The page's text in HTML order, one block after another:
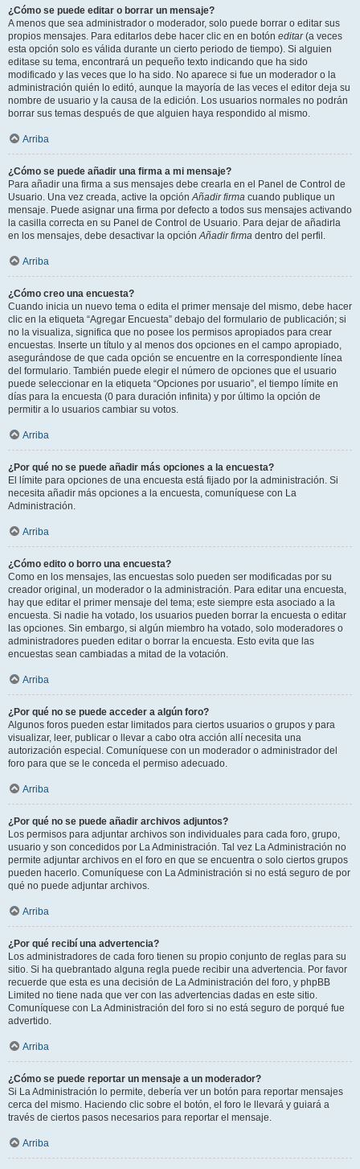
¿Cómo se puede editar o borrar un mensaje?
A menos que sea administrador o moderador, solo puede borrar o editar sus
propios mensajes. Para editarlos debe hacer clic en en botón editar(a veces
esta opción solo es válida durante un cierto periodo de tiempo). Si alguien
editase su tema, encontrará un pequeño texto indicando que ha sido
modificado y las veces que lo ha sido. No aparece si fue un moderador o la
administración quién lo editó, aunque la mayoría de las veces el editor deja su
nombre de usuario y la causa de la edición. Los usuarios normales no podrán
borrar sus temas después de que alguien haya respondido al mismo.
Arriba
¿Cómo se puede añadir una firma a mi mensaje?
Para añadir una firma a sus mensajes debe crearla en el Panel de Control de
Usuario. Una vez creada, active la opciónAñadir firma cuando publique un
mensaje. Puede asignar una firma por defecto a todos sus mensajes activando
la casilla correcta en su Panel de Control de Usuario. Para dejar de añadirla
en los mensajes, debe desactivar la opciónAñadir firma dentro del perfil.
Arriba
¿Cómo creo una encuesta?
Cuando inicia un nuevo tema o edita el primer mensaje del mismo, debe hacer
clic en la etiqueta “Agregar Encuesta” debajo del formulario de publicación; si
no la visualiza, significa que no posee los permisos apropiados para crear
encuestas. Inserte un título y al menos dos opciones en el campo apropiado,
asegurándose de que cada opción se encuentre en la correspondiente línea
del formulario. También puede elegir el número de opciones que el usuario
puede seleccionar en la etiqueta “Opciones por usuario”, el tiempo límite en
días para la encuesta (0 para duración infinita) y por último la opción de
permitir a lo usuarios cambiar su votos.
Arriba
¿Por qué no se puede añadir más opciones a la encuesta?
El límite para opciones de una encuesta está fijado por la administración. Si
necesita añadir más opciones a la encuesta, comuníquese con La
Administración.
Arriba
¿Cómo edito o borro una encuesta?
Como en los mensajes, las encuestas solo pueden ser modificadas por su
creador original, un moderador o la administración. Para editar una encuesta,
hay que editar el primer mensaje del tema; este siempre esta asociado a la
encuesta. Si nadie ha votado, los usuarios pueden borrar la encuesta o editar
las opciones. Sin embargo, si algún miembro ha votado, solo moderadores o
administradores pueden editar o borrar la encuesta. Esto evita que las
encuestas sean cambiadas a mitad de la votación.
Arriba
¿Por qué no se puede acceder a algún foro?
Algunos foros pueden estar limitados para ciertos usuarios o grupos y para
visualizar, leer, publicar o llevar a cabo otra acción allí necesita una
autorización especial. Comuníquese con un moderador o administrador del
foro para que se le conceda el permiso adecuado.
Arriba
¿Por qué no se puede añadir archivos adjuntos?
Los permisos para adjuntar archivos son individuales para cada foro, grupo,
usuario y son concedidos por La Administración. Tal vez La Administración no
permite adjuntar archivos en el foro en que se encuentra o solo ciertos grupos
pueden hacerlo. Comuníquese con La Administración si no está seguro de por
qué no puede adjuntar archivos.
Arriba
¿Por qué recibí una advertencia?
Los administradores de cada foro tienen su propio conjunto de reglas para su
sitio. Si ha quebrantado alguna regla puede recibir una advertencia. Por favor
recuerde que esta es una decisión de La Administración del foro, y phpBB
Limited no tiene nada que ver con las advertencias dadas en este sitio.
Comuníquese con La Administración del foro si no está seguro de porqué fue
advertido.
Arriba
¿Cómo se puede reportar un mensaje a un moderador?
Si La Administración lo permite, debería ver un botón para reportar mensajes
cerca del mismo. Haciendo clic sobre el botón, el foro le llevará y guiará a
través de ciertos pasos necesarios para reportar el mensaje.
Arriba